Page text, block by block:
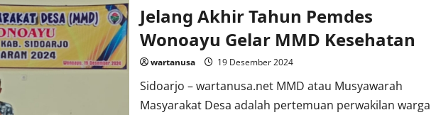
Idayana
Sidak
Proyek
RSUD
Sedati,
Progres
Capai
13
Persen
Jelang Akhir Tahun Pemdes
Wonoayu Gelar MMD Kesehatan
wartanusa 19 Desember 2024
Sidoarjo – wartanusa.net MMD atau Musyawarah
Masyarakat Desa adalah pertemuan perwakilan warga